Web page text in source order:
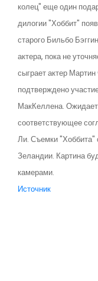
колец" еще один
дилогии "Хоббит"
старого Бильбо
актера, пока не
сыграет актер
подтверждено
МакКеллена.
соответствующее
Ли. Съемки "Хоббита"
Зеландии. Картина
камерами.
Источник